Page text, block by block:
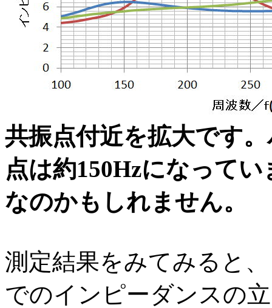
共振点付近を拡大です
点は約150Hzになって
なのかもしれません。
測定結果をみてみると
でのインピーダンスの